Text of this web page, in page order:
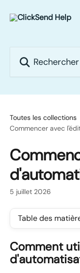
Toutes les collections
Commencer avec
5 juillet 2026
Table des
Comment